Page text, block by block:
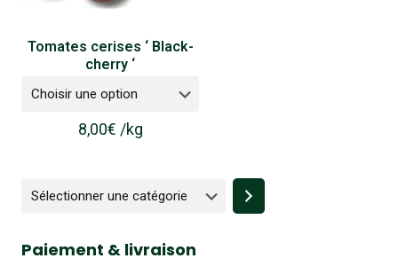
Tomates cerises ‘ Black-
cherry ‘
8,00€ /kg
Sélectionner
une
Paiement & livraison